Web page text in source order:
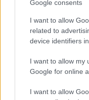
Google consents
I want to allow
related to
device identifiers
I want to allow my
Google for online
I want to allow
AUTEUR